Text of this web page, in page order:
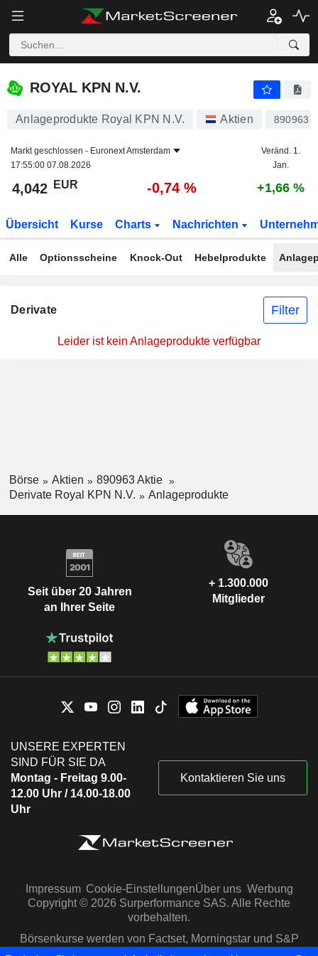
ROYAL KPN N.V.
ROYAL KPN N.V.
Anlageprodukte Royal KPN N.V. Aktien 890963
Markt geschlossen - Euronext Amsterdam
17:55:00 07.08.2026
Veränd. 1.
Jan.
4,042 EUR -0,74 % +1,66 %
Übersicht Kurse Charts Nachrichten
Alle Optionsscheine Knock-Out Hebelprodukte
Derivate Filter
Leider ist kein Anlageprodukte verfügbar
Börse Aktien
890963 Aktie
Derivate Royal KPN N.V.
Anlageprodukte
Seit über 20 Jahren
an Ihrer Seite
+ 1.300.000
Mitglieder
UNSERE EXPERTEN
SIND FÜR SIE DA
Montag - Freitag 9.00-
12.00 Uhr / 14.00-18.00
Uhr
Kontaktieren Sie uns
Impressum Cookie-EinstellungenÜber uns Werbung
Copyright © 2026 Surperformance SAS. Alle Rechte
vorbehalten.
Börsenkurse werden von Factset, Morningstar und S&P
Capital IQ zur Verfügung gestellt